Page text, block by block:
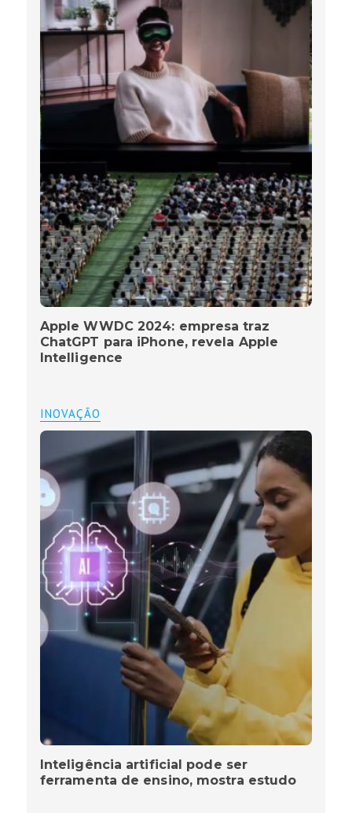
Apple WWDC 2024: empresa traz
ChatGPT para iPhone, revela Apple
Intelligence
INOVAÇÃO
Inteligência artificial pode ser
ferramenta de ensino, mostra estudo